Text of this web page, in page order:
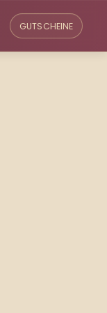
GUTSCHEINE